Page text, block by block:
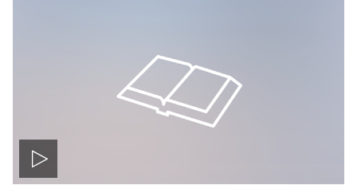
Reproduir